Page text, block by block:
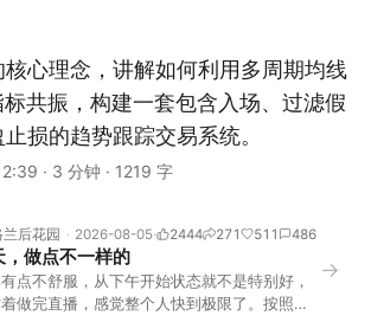
心理念，讲解如何利用多周期均线
共振，构建一套包含入场、过滤假
损的趋势跟踪交易系统。
· 3 分钟 · 1219 字
兰后花园 2026-08-05 2444 271 511 486
，做点不一样的
点不舒服，从下午开始状态就不是特别好，
做完直播，感觉整个人快到极限了。按照平
→